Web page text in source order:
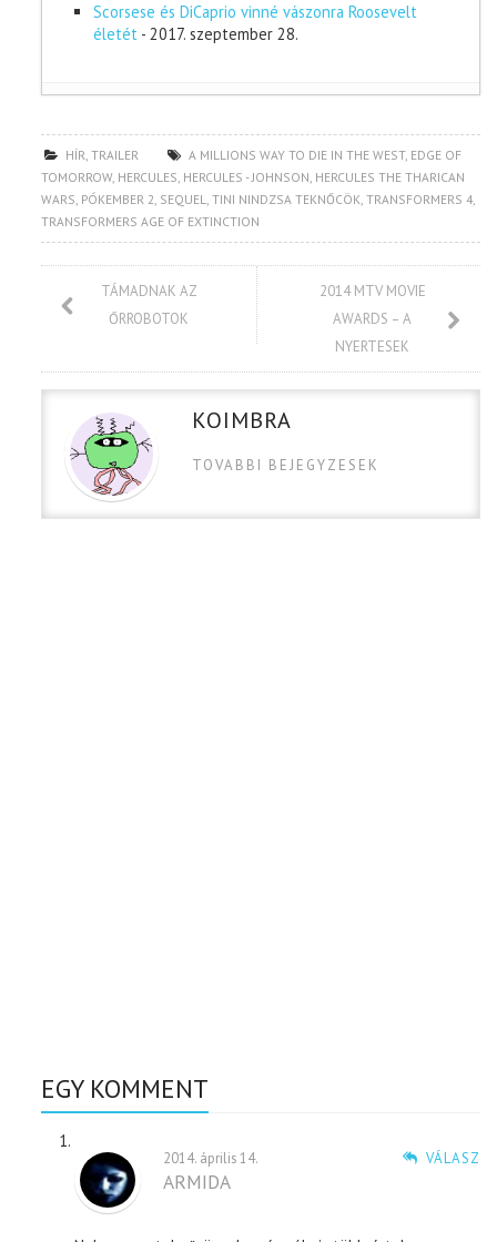
Scorsese és DiCaprio vinné vászonra Roosevelt
életét - 2017. szeptember 28.
HÍR,TRAILER A MILLIONS WAY TO DIE IN THE WEST, EDGE OF
TOMORROW, HERCULES, HERCULES - JOHNSON, HERCULES THE THARICAN
WARS, PÓKEMBER 2, SEQUEL,TINI NINDZSA TEKNŐCÖK,TRANSFORMERS 4,
TRANSFORMERS AGE OF EXTINCTION
TÁMADNAK AZ
ŐRROBOTOK
2014 MTV MOVIE
AWARDS – A
NYERTESEK
KOIMBRA
TOVABBI BEJEGYZESEK
EGY KOMMENT
VÁLASZ
2014. április 14.
ARMIDA